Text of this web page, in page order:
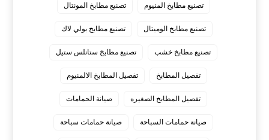
تصنيع مطابخ المنيوم تصنيع مطابخ المونتال
تصنيع مطابخ الوميتال تصنيع مطابخ بولي لاك
تصنيع مطابخ خشب تصنيع مطابخ ستانلس ستيل
تفصيل المطابخ تفصيل المطابخ الالمنيوم
تفصيل المطابخ الصغيره صيانة الحمامات
صيانة حمامات السباحة صيانة حمامات سباحة